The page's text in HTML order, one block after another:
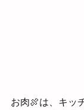
お肉🍖は、キッ